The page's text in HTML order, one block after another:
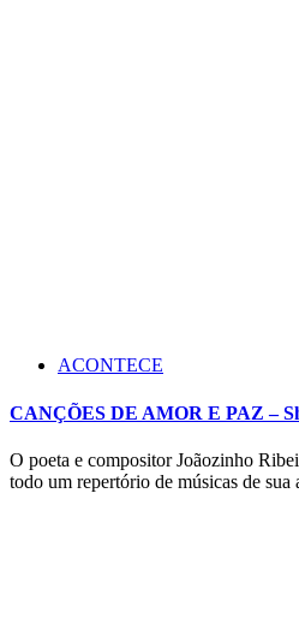
ACONTECE
CANÇÕES DE AMOR E PAZ –
O poeta e compositor Joãozinho
todo um repertório de músicas de sua